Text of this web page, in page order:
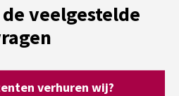
veelgestelde
verhuren wij?